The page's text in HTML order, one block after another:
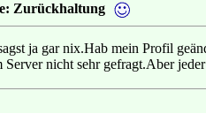
Zurückhaltung
ja gar nix.Hab mein Profil
Server nicht sehr gefragt.Aber